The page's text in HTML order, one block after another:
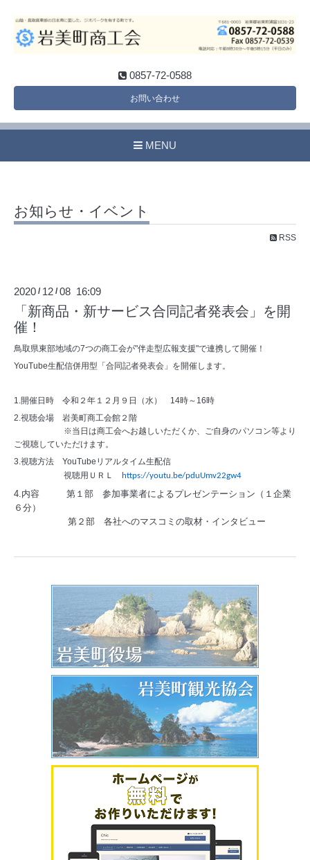
0857-72-0588
お問い合わせ
MENU
お知らせ・イベント
RSS
2020 / 12 /08 16:09
「新商品・新サービス合同記者発表会」を開
催！
鳥取県東部地域の7つの商工会が"伴走型広報支援"で連携して開催！
YouTube生配信併用型「合同記者発表会」を開催します。
1.開催日時 令和２年１２月９日（水） 14時～16時
2.視聴会場 岩美町商工会館２階
※当日は商工会へお越しいただくか、ご自身のパソコン等より
ご視聴していただけます。
3.視聴方法 YouTubeリアルタイム生配信
視聴用ＵＲＬ
https://youtu.be/pduUmv22gw4
4.内容 第１部 参加事業者によるプレゼンテーション（１企業
６分）
第２部 各社へのマスコミの取材・インタビュー